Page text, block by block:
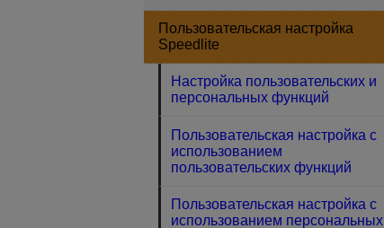
Пользовательская настройка
Speedlite
Настройка пользовательских и
персональных функций
Пользовательская настройка с
использованием
пользовательских функций
Пользовательская настройка с
использованием персональных